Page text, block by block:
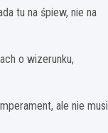
tu na śpiew, nie na
o wizerunku,
ale nie musi